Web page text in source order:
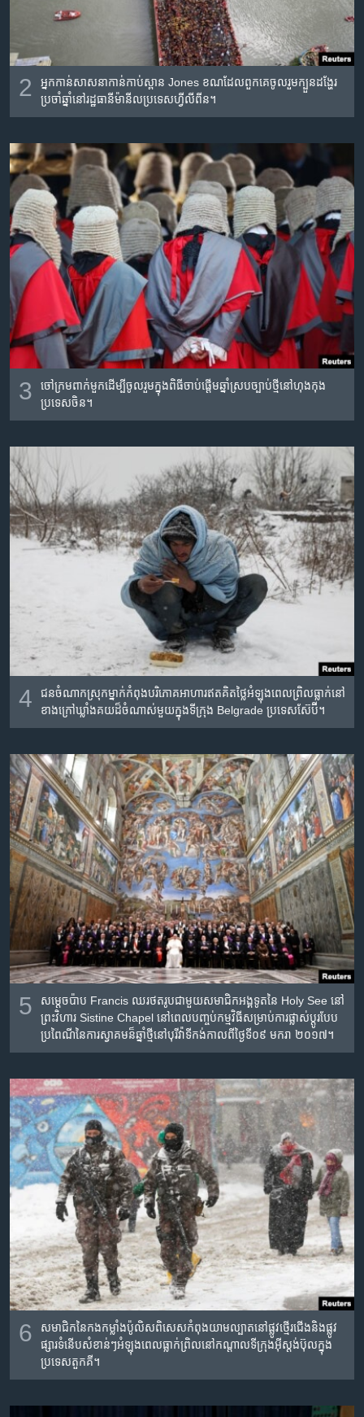
2
អ្នក​កាន់​សាសនា​កាន់​កាប់​ស្ពាន​ Jones ខណ​ដែល​ពួកគេ​ចូល​រួម​ក្បួន​ដង្ហែរ
ប្រចាំ​ឆ្នាំនៅ​រដ្ឋធានី​ម៉ានីល​ប្រទេស​ហ្វីលីពីន។
3
ចៅក្រម​ពាក់​មួក​ដើម្បី​ចូល​រួម​ក្នុង​ពិធី​ចាប់​ផ្តើមឆ្នាំ​ស្រប​ច្បាប់​ថ្មី​នៅ​ហុង​កុង​
ប្រទេស​ចិន។
4
ជនចំណាក​ស្រុក​ម្នាក់​កំពុង​បរិភោគ​អាហារ​ឥតគិត​ថ្លៃ​អំឡុង​ពេលព្រិល​ធ្លាក់​​នៅ​
ខាង​ក្រៅ​​ឃ្លាំង​គយ​ដ៏​ចំណាស់​មួយ​ក្នុង​ទីក្រុង​ Belgrade ប្រទេស​ស៊ែ​ប៊ី។
5
សម្តេច​ប៉ាប Francis ឈរ​ថត​រូប​ជាមួយ​សមាជិកអង្គទូត​នៃ​ Holy See នៅ​
ព្រះវិហារ Sistine Chapel នៅ​ពេល​បញ្ចប់កម្មវិធីសម្រាប់​ការ​ផ្លាស់​ប្តូរ​បែប​
ប្រពៃណី​នៃ​ការ​ស្វាគមន៏​ឆ្នាំ​ថ្មី​នៅ​បុរី​វ៉ាទីកង់​កាល​ពីថ្ងៃទី០៩ មករា​ ២០១៧។
6
សមាជិក​នៃ​កងកម្លាំង​ប៉ូលិស​ពិសេស​កំពុង​យាម​ល្បាត​នៅ​ផ្លូវ​ថ្មើរ​ជើង​និងផ្លូវ​
ផ្សារទំនើប​សំខាន់ៗអំឡុង​ពេល​ធ្លាក់​ព្រិល​នៅ​កណ្តាល​ទីក្រុង​អ៊ីស្តង់​ប៊ុល​ក្នុង​
ប្រទេស​តួកគី។